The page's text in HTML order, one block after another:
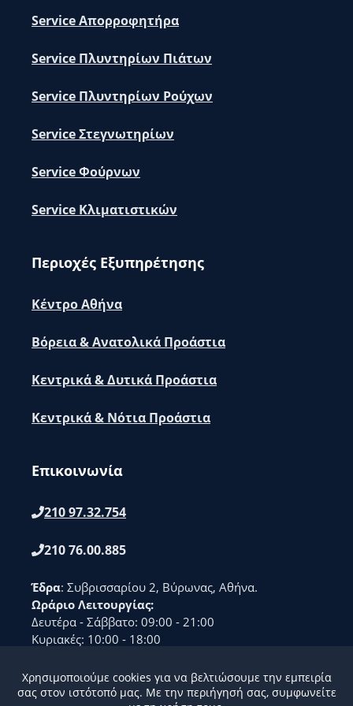
Service Απορροφητήρα
Service Πλυντηρίων Πιάτων
Service Πλυντηρίων Ρούχων
Service Στεγνωτηρίων
Service Φούρνων
Service Κλιματιστικών
Περιοχές Εξυπηρέτησης
Κέντρο Αθήνα
Βόρεια & Ανατολικά Προάστια
Κεντρικά & Δυτικά Προάστια
Κεντρικά & Νότια Προάστια
Επικοινωνία
210 97.32.754
210 76.00.885
Έδρα: Συβρισσαρίου 2, Βύρωνας, Αθήνα.
Ωράριο Λειτουργίας:
Δευτέρα - Σάββατο: 09:00 - 21:00
Κυριακές: 10:00 - 18:00